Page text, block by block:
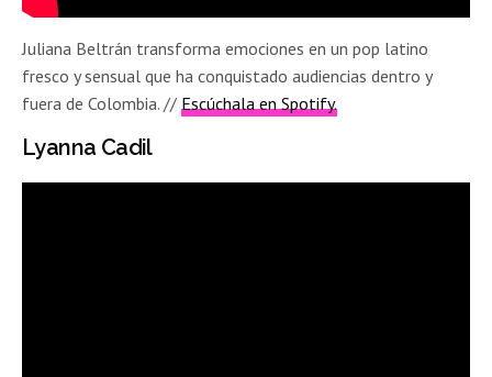
Juliana Beltrán transforma emociones en un pop latino
fresco y sensual que ha conquistado audiencias dentro y
fuera de Colombia. // Escúchala en Spotify.
Lyanna Cadil